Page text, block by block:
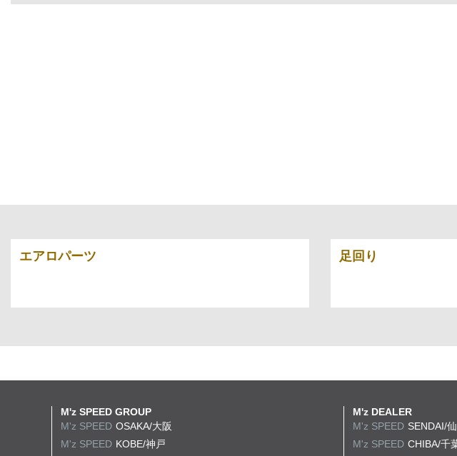
エアロパーツ 足回り
M'z SPEED GROUP
M'z SPEED OSAKA/大阪
M'z SPEED KOBE/神戸
M'z DEALER
M'z SPEED SENDAI/
M'z SPEED CHIBA/千